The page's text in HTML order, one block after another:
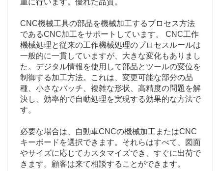
重に行います。優れた品質。
CNC機械工具の部品を機械加工するプロセス方法
であるCNC加工をサポートしています。 CNC工作
機械処理と従来の工作機械処理のプロセスルールは
一般的に一貫していますが、大きな変化もありまし
た。デジタル情報を使用して部品とツールの変位を
制御する加工方法。これは、変更可能な部分の品
種、小さなバッチ、複雑な形状、高精度の問題を解
決し、効率的で自動処理を実現する効果的な方法で
す。
必要な場合は、自動車CNCの機械加工またはCNC
キーボードを選択できます。それらはすべて、図面
やサイズに応じてカスタマイズでき、すぐに出荷で
きます。顧客は来て相談することができます。